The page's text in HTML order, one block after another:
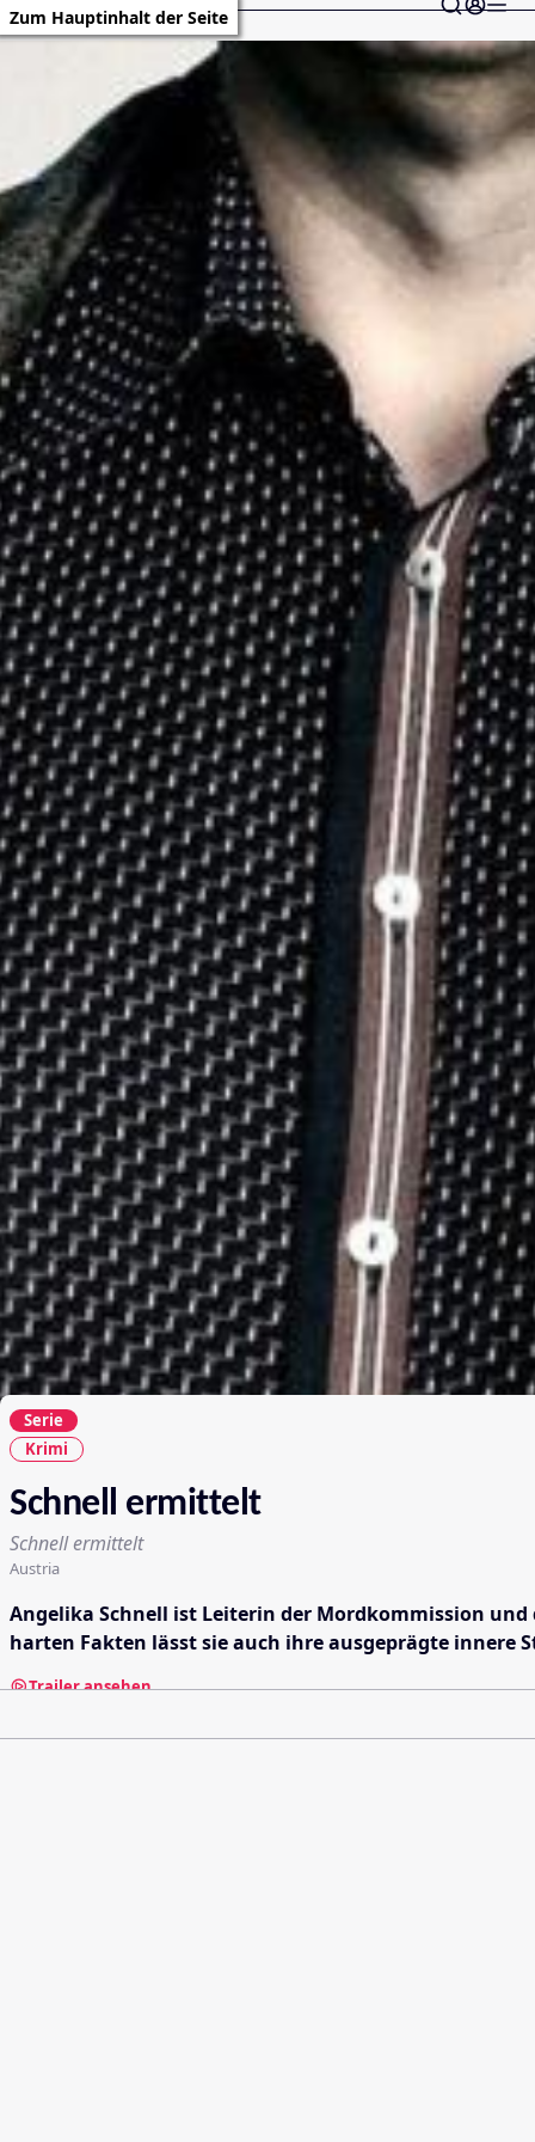
Zum Hauptinhalt der Seite
Serie
Krimi
Schnell ermittelt
Schnell ermittelt
Austria
Angelika Schnell ist Leiterin der Mordkommission
harten Fakten lässt sie auch ihre ausgeprägte innere
Trailer ansehen